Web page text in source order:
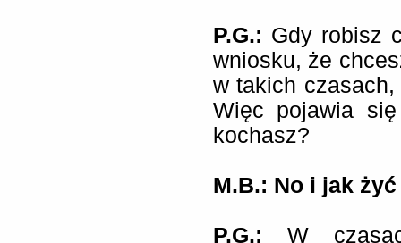
P.G.: Gdy robisz
wniosku, że
w takich
Więc pojawia
kochasz?
M.B.: No i jak
P.G.: W